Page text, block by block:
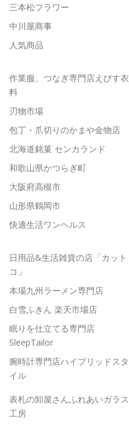
三本松フラワー
中川屋商事
人気商品
作業服、つなぎ専門店えびす衣
料
刃物市場
包丁・爪切りのかまや金物店
北海道銘菓 センカランド
和歌山県かつらぎ町
大阪府高槻市
山形県鶴岡市
快適生活ワンヘルス
日用品&生活雑貨の店「カット
コ」
本場九州ラーメン専門店
白雪ふきん 楽天市場店
眠りを仕立てる専門店
SleepTailor
腕時計専門店ハイブリッドスタ
イル
表札の卸屋さんふれあいガラス
工房